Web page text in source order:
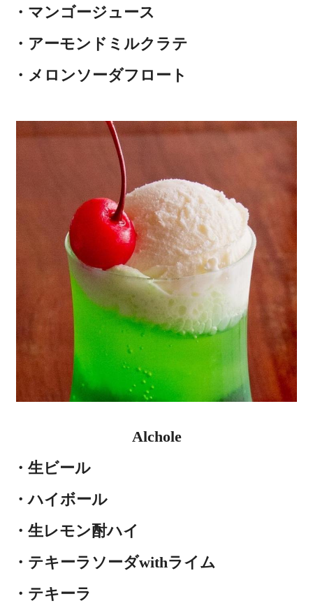
・マンゴージュース
・アーモンドミルクラテ
・メロンソーダフロート
Alchole
・生ビール
・ハイボール
・生レモン酎ハイ
・テキーラソーダwithライム
・テキーラ